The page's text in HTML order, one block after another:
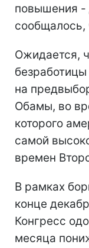
повышения -
сообщалось,
Ожидается,
на
Обамы, во
которого
самой
времен
В рамках
конце
Конгресс
месяца